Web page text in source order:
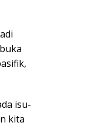
isu-
kita